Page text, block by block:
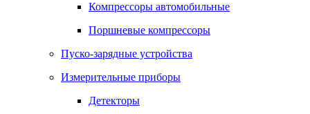
Компрессоры автомобильные
Поршневые компрессоры
Пуско-зарядные устройства
Измерительные приборы
Детекторы